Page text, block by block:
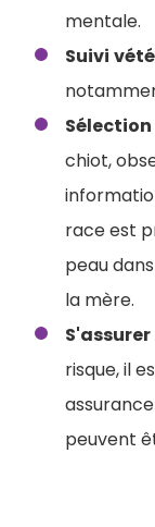
mentale.
Suivi
Sélection
chiot,
race est
peau
la mère.
S'assurer
risque, il
peuvent